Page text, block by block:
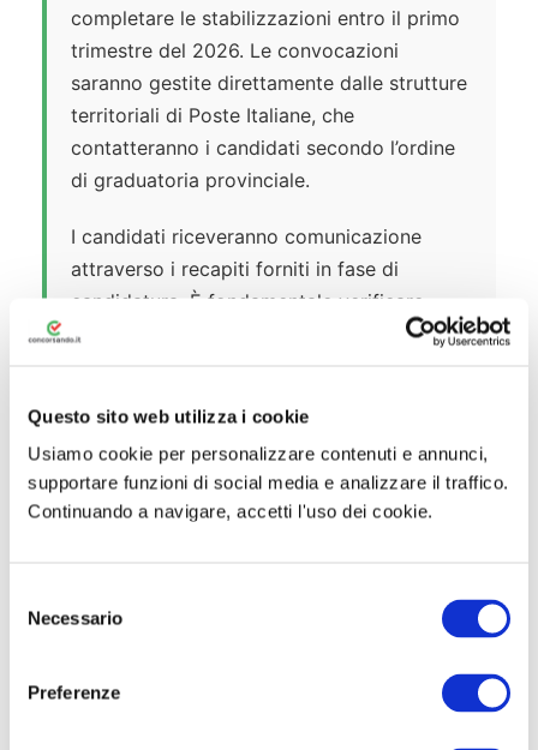
Questo sito web utilizza i cookie
Usiamo cookie per personalizzare contenuti e annunci,
supportare funzioni di social media e analizzare il traffico.
Continuando a navigare, accetti l'uso dei cookie.
Necessario
Preferenze
completare le stabilizzazioni entro il primo
trimestre del 2026. Le convocazioni
saranno gestite direttamente dalle strutture
territoriali di Poste Italiane, che
contatteranno i candidati secondo l’ordine
di graduatoria provinciale.
I candidati riceveranno comunicazione
attraverso i recapiti forniti in fase di
candidatura. È fondamentale verificare
regolarmente la propria casella email
comunicazioni ufficiali potrebbero arrivare
anche tramitePEC (Posta Elettronica
Certificata)per i candidati che l’hanno
⚠️ Attenzione:
mancato riscontro nei tempi previsti